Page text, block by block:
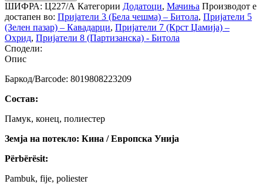
ШИФРА: Ц227/А Категории Додатоци, Мачиња Производот е
достапен во: Пријатели 3 (Бела чешма) – Битола, Пријатели 5
(Зелен пазар) – Кавадарци, Пријатели 7 (Крст Џамија) –
Охрид, Пријатели 8 (Партизанска) - Битола
Сподели:
Опис
Баркод/Barcode: 8019808223209
Состав:
Памук, конец, полиестер
Земја на потекло: Кина / Европска Унија
Përbërësit:
Pambuk, fije, poliester